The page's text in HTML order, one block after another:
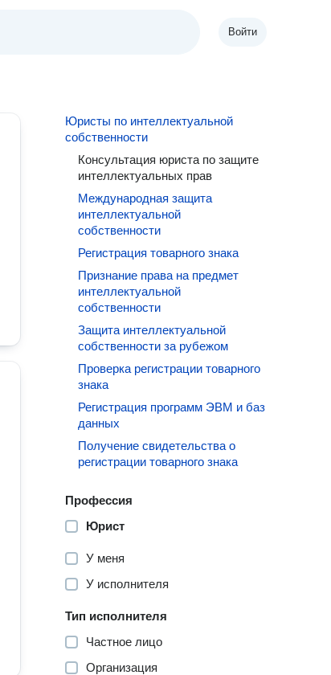
Войти
Юристы по интеллектуальной
собственности
Консультация юриста по защите
интеллектуальных прав
Международная защита
интеллектуальной
собственности
Регистрация товарного знака
Признание права на предмет
интеллектуальной
собственности
Защита интеллектуальной
собственности за рубежом
Проверка регистрации товарного
знака
Регистрация программ ЭВМ и баз
данных
Получение свидетельства о
регистрации товарного знака
Профессия
Юрист
У меня
У исполнителя
Тип исполнителя
Частное лицо
Организация